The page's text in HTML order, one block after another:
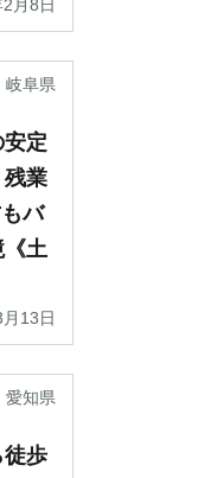
月8日
岐阜県
安定
残業
バ
《土
13日
愛知県
徒歩